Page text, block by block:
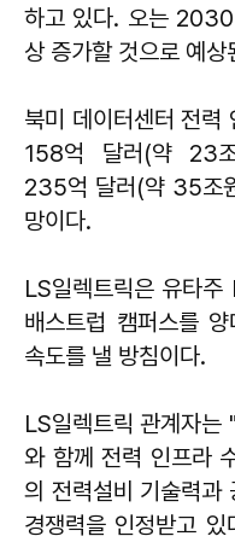
하고 있다. 오는
상 증가할 것으로 예상
북미 데이터센터 전
158억 달러(약 23
235억 달러(약 35조
망이다.
LS일렉트릭은 유타
배스트럽 캠퍼스를
속도를 낼 방침이다.
LS일렉트릭 관계자는
와 함께 전력 인프라
의 전력설비 기술력과
경쟁력을 인정받고 있